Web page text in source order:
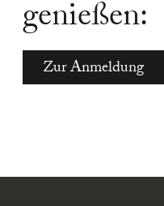
genießen:
Zur Anmeldung